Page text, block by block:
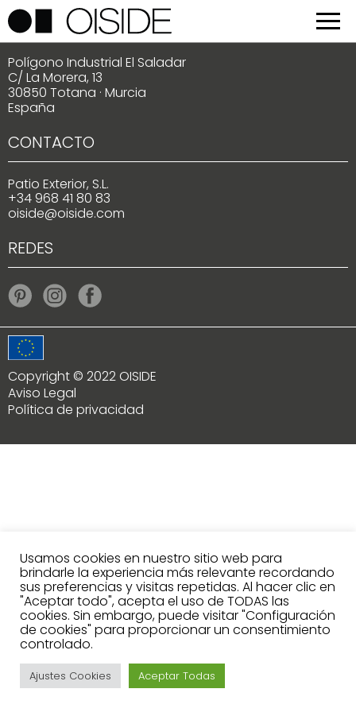
LOCALIZACIÓN
Polígono Industrial El Saladar
C/ La Morera, 13
30850 Totana · Murcia
España
CONTACTO
Patio Exterior, S.L.
+34 968 41 80 83
oiside@oiside.com
REDES
Copyright © 2022 OISIDE
Aviso Legal
Política de privacidad
Usamos cookies en nuestro sitio web para
brindarle la experiencia más relevante recordando
sus preferencias y visitas repetidas. Al hacer clic en
"Aceptar todo", acepta el uso de TODAS las
cookies. Sin embargo, puede visitar "Configuración
de cookies" para proporcionar un consentimiento
controlado.
Ajustes Cookies Aceptar Todas